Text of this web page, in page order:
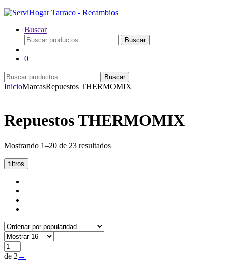
Buscar
Buscar
por:
Buscar
0
Buscar
por:
Buscar
InicioMarcasRepuestos THERMOMIX
Repuestos THERMOMIX
Mostrando 1–20 de 23 resultadosOrdenado
filtros
de 2 →